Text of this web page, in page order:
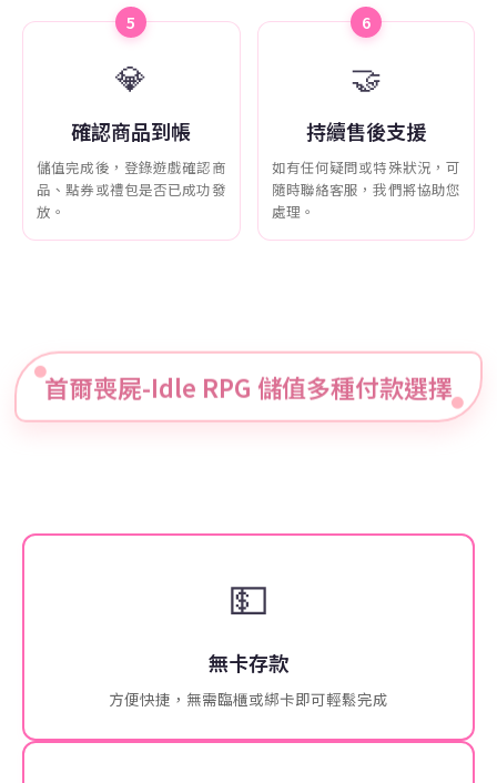
5
💎
確認商品到帳
儲值完成後，登錄遊戲確認商
品、點券或禮包是否已成功發
放。
6
🤝
持續售後支援
如有任何疑問或特殊狀況，可
隨時聯絡客服，我們將協助您
處理。
首爾喪屍-Idle RPG 儲值多種付款選擇
💵
無卡存款
方便快捷，無需臨櫃或綁卡即可輕鬆完成